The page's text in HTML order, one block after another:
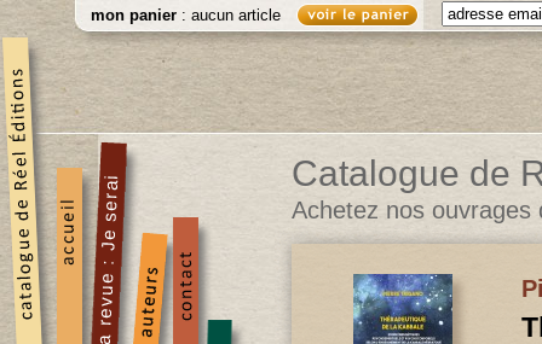
mon panier : aucun article
Catalogue de
Achetez nos ouvrages